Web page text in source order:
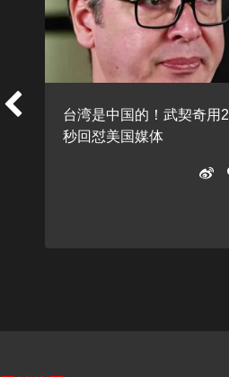
台湾是中国的！武契奇用2
秒回怼美国媒体